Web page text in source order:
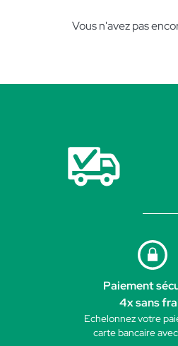
Vous n'avez pas
Paiement
4x sans
Echelonnez votre
carte bancaire